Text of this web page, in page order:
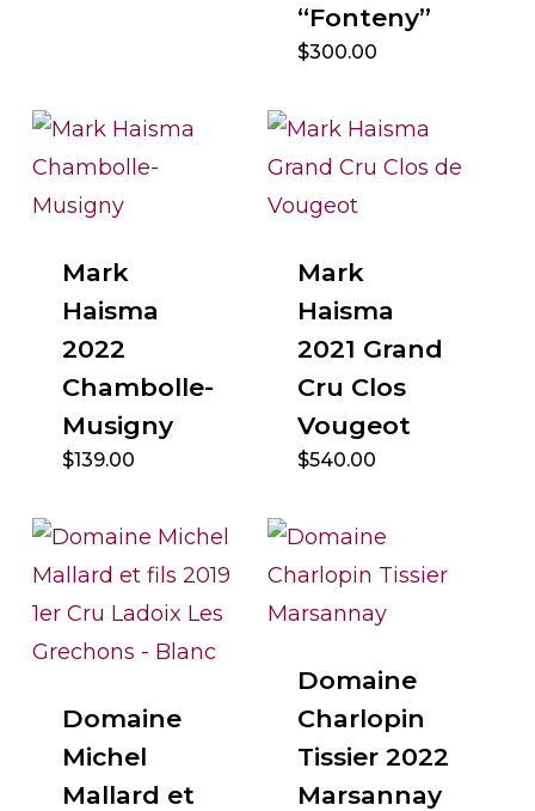
“Fonteny”
$300.00
Mark
Haisma
2022
Chambolle-
Musigny
$139.00
Mark
Haisma
2021 Grand
Cru Clos
Vougeot
$540.00
Domaine
Michel
Mallard et
Domaine
Charlopin
Tissier 2022
Marsannay